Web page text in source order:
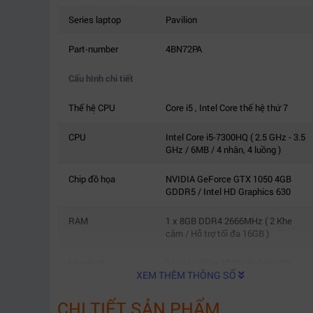
Series laptop Pavilion
Part-number 4BN72PA
Cấu hình chi tiết
Thế hệ CPU Core i5 , Intel Core thế hệ thứ 7
CPU
Intel Core i5-7300HQ ( 2.5 GHz - 3.5
GHz / 6MB / 4 nhân, 4 luồng )
Chip đồ họa
NVIDIA GeForce GTX 1050 4GB
GDDR5 / Intel HD Graphics 630
RAM
1 x 8GB DDR4 2666MHz ( 2 Khe
cắm / Hỗ trợ tối đa 16GB )
không cảm ứng , HD webcam
Lưu trữ 1TB HDD 5400RPM
XEM THÊM THÔNG SỐ